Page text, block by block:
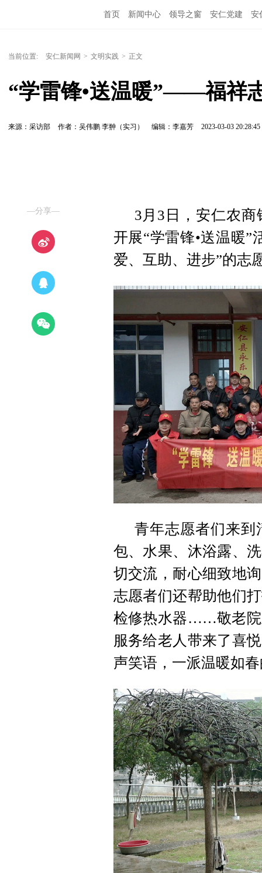
首页 新闻中心 领导之窗 安仁党建 安
当前位置: 安仁新闻网 > 文明实践 > 正文
“学雷锋•送温暖”——福祥
来源：采访部 作者：吴伟鹏 李翀（实习） 编辑：李嘉芳 2023-03-03 20:28:45
—分享—
3月3日，安仁农商
开展“学雷锋•送温暖”
爱、互助、进步”的志
青年志愿者们来到
包、水果、沐浴露、
切交流，耐心细致地
志愿者们还帮助他们
检修热水器……敬老院
服务给老人带来了喜
声笑语，一派温暖如